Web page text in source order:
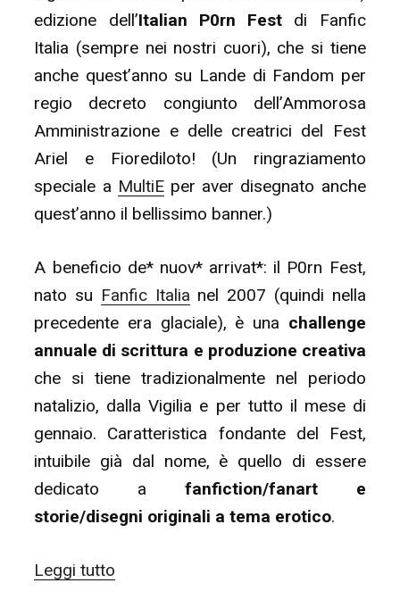
edizione dell’Italian P0rn Fest di Fanfic
Italia (sempre nei nostri cuori), che si tiene
anche quest’anno su Lande di Fandom per
regio decreto congiunto dell’Ammorosa
Amministrazione e delle creatrici del Fest
Ariel e Fiorediloto! (Un ringraziamento
speciale a MultiEper aver disegnato anche
quest’anno il bellissimo banner.)
A beneficio de* nuov* arrivat*: il P0rn Fest,
nato su Fanfic Italia nel 2007 (quindi nella
precedente era glaciale), è una challenge
annuale di scrittura e produzione creativa
che si tiene tradizionalmente nel periodo
natalizio, dalla Vigilia e per tutto il mese di
gennaio. Caratteristica fondante del Fest,
intuibile già dal nome, è quello di essere
dedicato a fanfiction/fanart e
storie/disegni originali a tema erotico.
Leggi tutto